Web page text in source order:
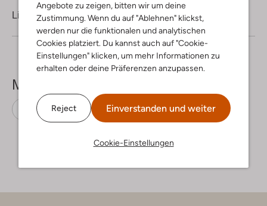
Angebote zu zeigen, bitten wir um deine
Zustimmung. Wenn du auf "Ablehnen" klickst,
werden nur die funktionalen und analytischen
Cookies platziert. Du kannst auch auf "Cookie-
Einstellungen" klicken, um mehr Informationen zu
erhalten oder deine Präferenzen anzupassen.
Reject Einverstanden und weiter
Cookie-Einstellungen
Lieferung & Rückgabe
Mehr sehen
Pantoletten Ugg Wildleder